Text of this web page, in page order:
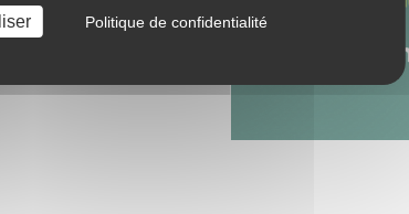
Politique de confidentialité